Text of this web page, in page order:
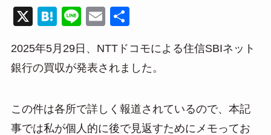
X
H
e
n
Li
e
E
ail
2025年5月29日、NTTドコモによる住信SBIネット
銀行の買収が発表されました。
この件は各所で詳しく報道されているので、本記
事では私が個人的に後で見返すためにメモってお